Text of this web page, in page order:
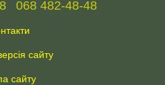
068 482-48-48
сайту
сайту